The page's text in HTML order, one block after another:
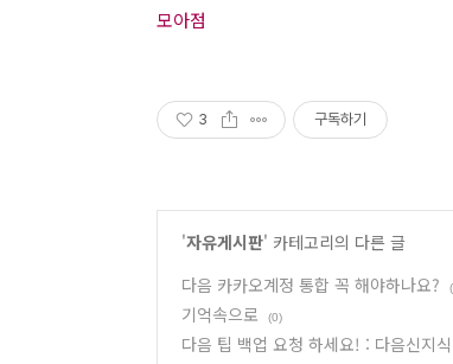
모아점
3 구독하기
'자유게시판' 카테고리의 다른 글
다음 카카오계정 통합 꼭 해야하나요?
기억속으로 (0)
다음 팁 백업 요청 하세요! : 다음신지식